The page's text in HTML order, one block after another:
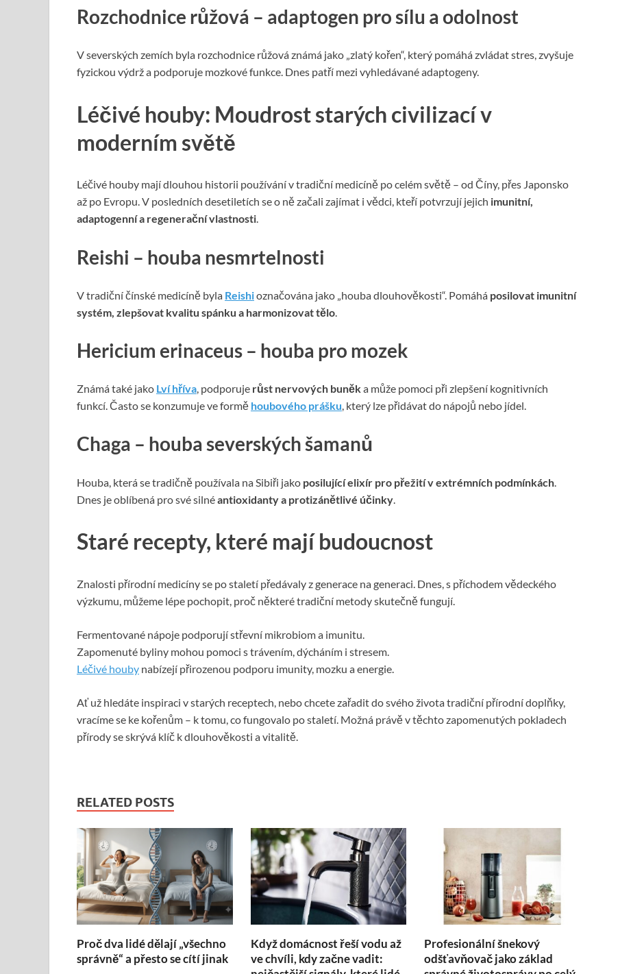
Rozchodnice růžová – adaptogen pro sílu a odolnost
V severských zemích byla rozchodnice růžová známá jako „zlatý kořen“, který pomáhá zvládat stres, zvyšuje
fyzickou výdrž a podporuje mozkové funkce. Dnes patří mezi vyhledávané adaptogeny.
Léčivé houby: Moudrost starých civilizací v
moderním světě
Léčivé houby mají dlouhou historii používání v tradiční medicíně po celém světě – od Číny, přes Japonsko
až po Evropu. V posledních desetiletích se o ně začali zajímat i vědci, kteří potvrzují jejich imunitní,
adaptogenní a regenerační vlastnosti.
Reishi – houba nesmrtelnosti
V tradiční čínské medicíně byla Reishioznačována jako „houba dlouhověkosti“. Pomáhá posilovat imunitní
systém, zlepšovat kvalitu spánku a harmonizovat tělo
Hericium erinaceus – houba pro mozek
Známá také jako Lví hříva, podporuje růst nervových buněka může pomoci při zlepšení kognitivních
funkcí. Často se konzumuje ve formě houbového prášku, který lze přidávat do nápojů nebo jídel.
Chaga – houba severských šamanů
Houba, která se tradičně používala na Sibiři jako posilující elixír pro přežití v extrémních podmínkách
Dnes je oblíbená pro své silnéantioxidanty a protizánětlivé účinky
Staré recepty, které mají budoucnost
Znalosti přírodní medicíny se po staletí předávaly z generace na generaci. Dnes, s příchodem vědeckého
výzkumu, můžeme lépe pochopit, proč některé tradiční metody skutečně fungují.
Fermentované nápoje podporují střevní mikrobiom a imunitu.
Zapomenuté byliny mohou pomoci s trávením, dýcháním i stresem.
Léčivé houby nabízejí přirozenou podporu imunity, mozku a energie.
Ať už hledáte inspiraci v starých receptech, nebo chcete zařadit do svého života tradiční přírodní doplňky,
vracíme se ke kořenům – k tomu, co fungovalo po staletí. Možná právě v těchto zapomenutých pokladech
přírody se skrývá klíč k dlouhověkosti a vitalitě.
RELATED POSTS
Proč dva lidé dělají „všechno
správně“ a přesto se cítí jinak
Když domácnost řeší vodu až
ve chvíli, kdy začne vadit:
Profesionální šnekový
odšťavňovač jako základ